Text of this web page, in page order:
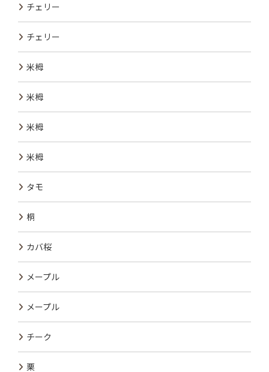
チェリー
チェリー
米栂
米栂
米栂
米栂
タモ
桐
カバ桜
メープル
メープル
チーク
栗